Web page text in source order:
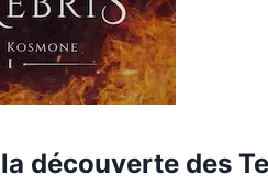
découverte des